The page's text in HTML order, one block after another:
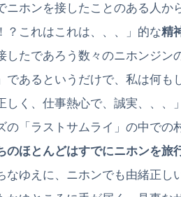
ニホンを接したことのある人か
？これはこれは、、、」的な精
したであろう数々のニホンジン
であるというだけで、私は何も
しく、仕事熱心で、誠実、、、
の「ラストサムライ」の中での
のほとんどはすでにニホンを旅
なゆえに、ニホンでも由緒正し